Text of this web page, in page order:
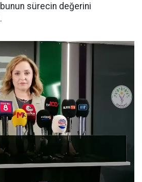
sürecin değerini